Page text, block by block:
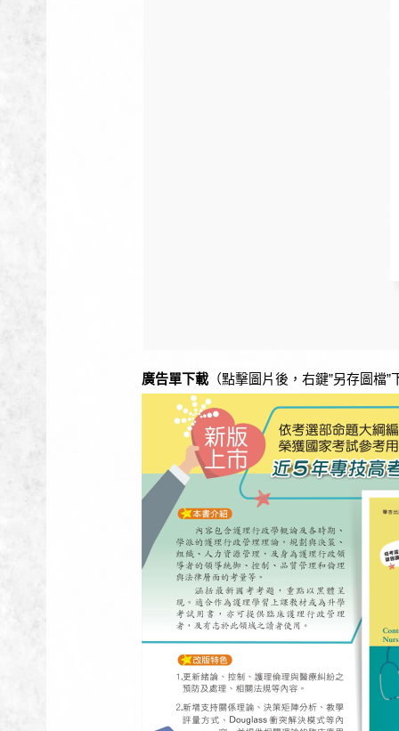
廣告單下載 （點擊圖片後，右鍵”另存圖檔”